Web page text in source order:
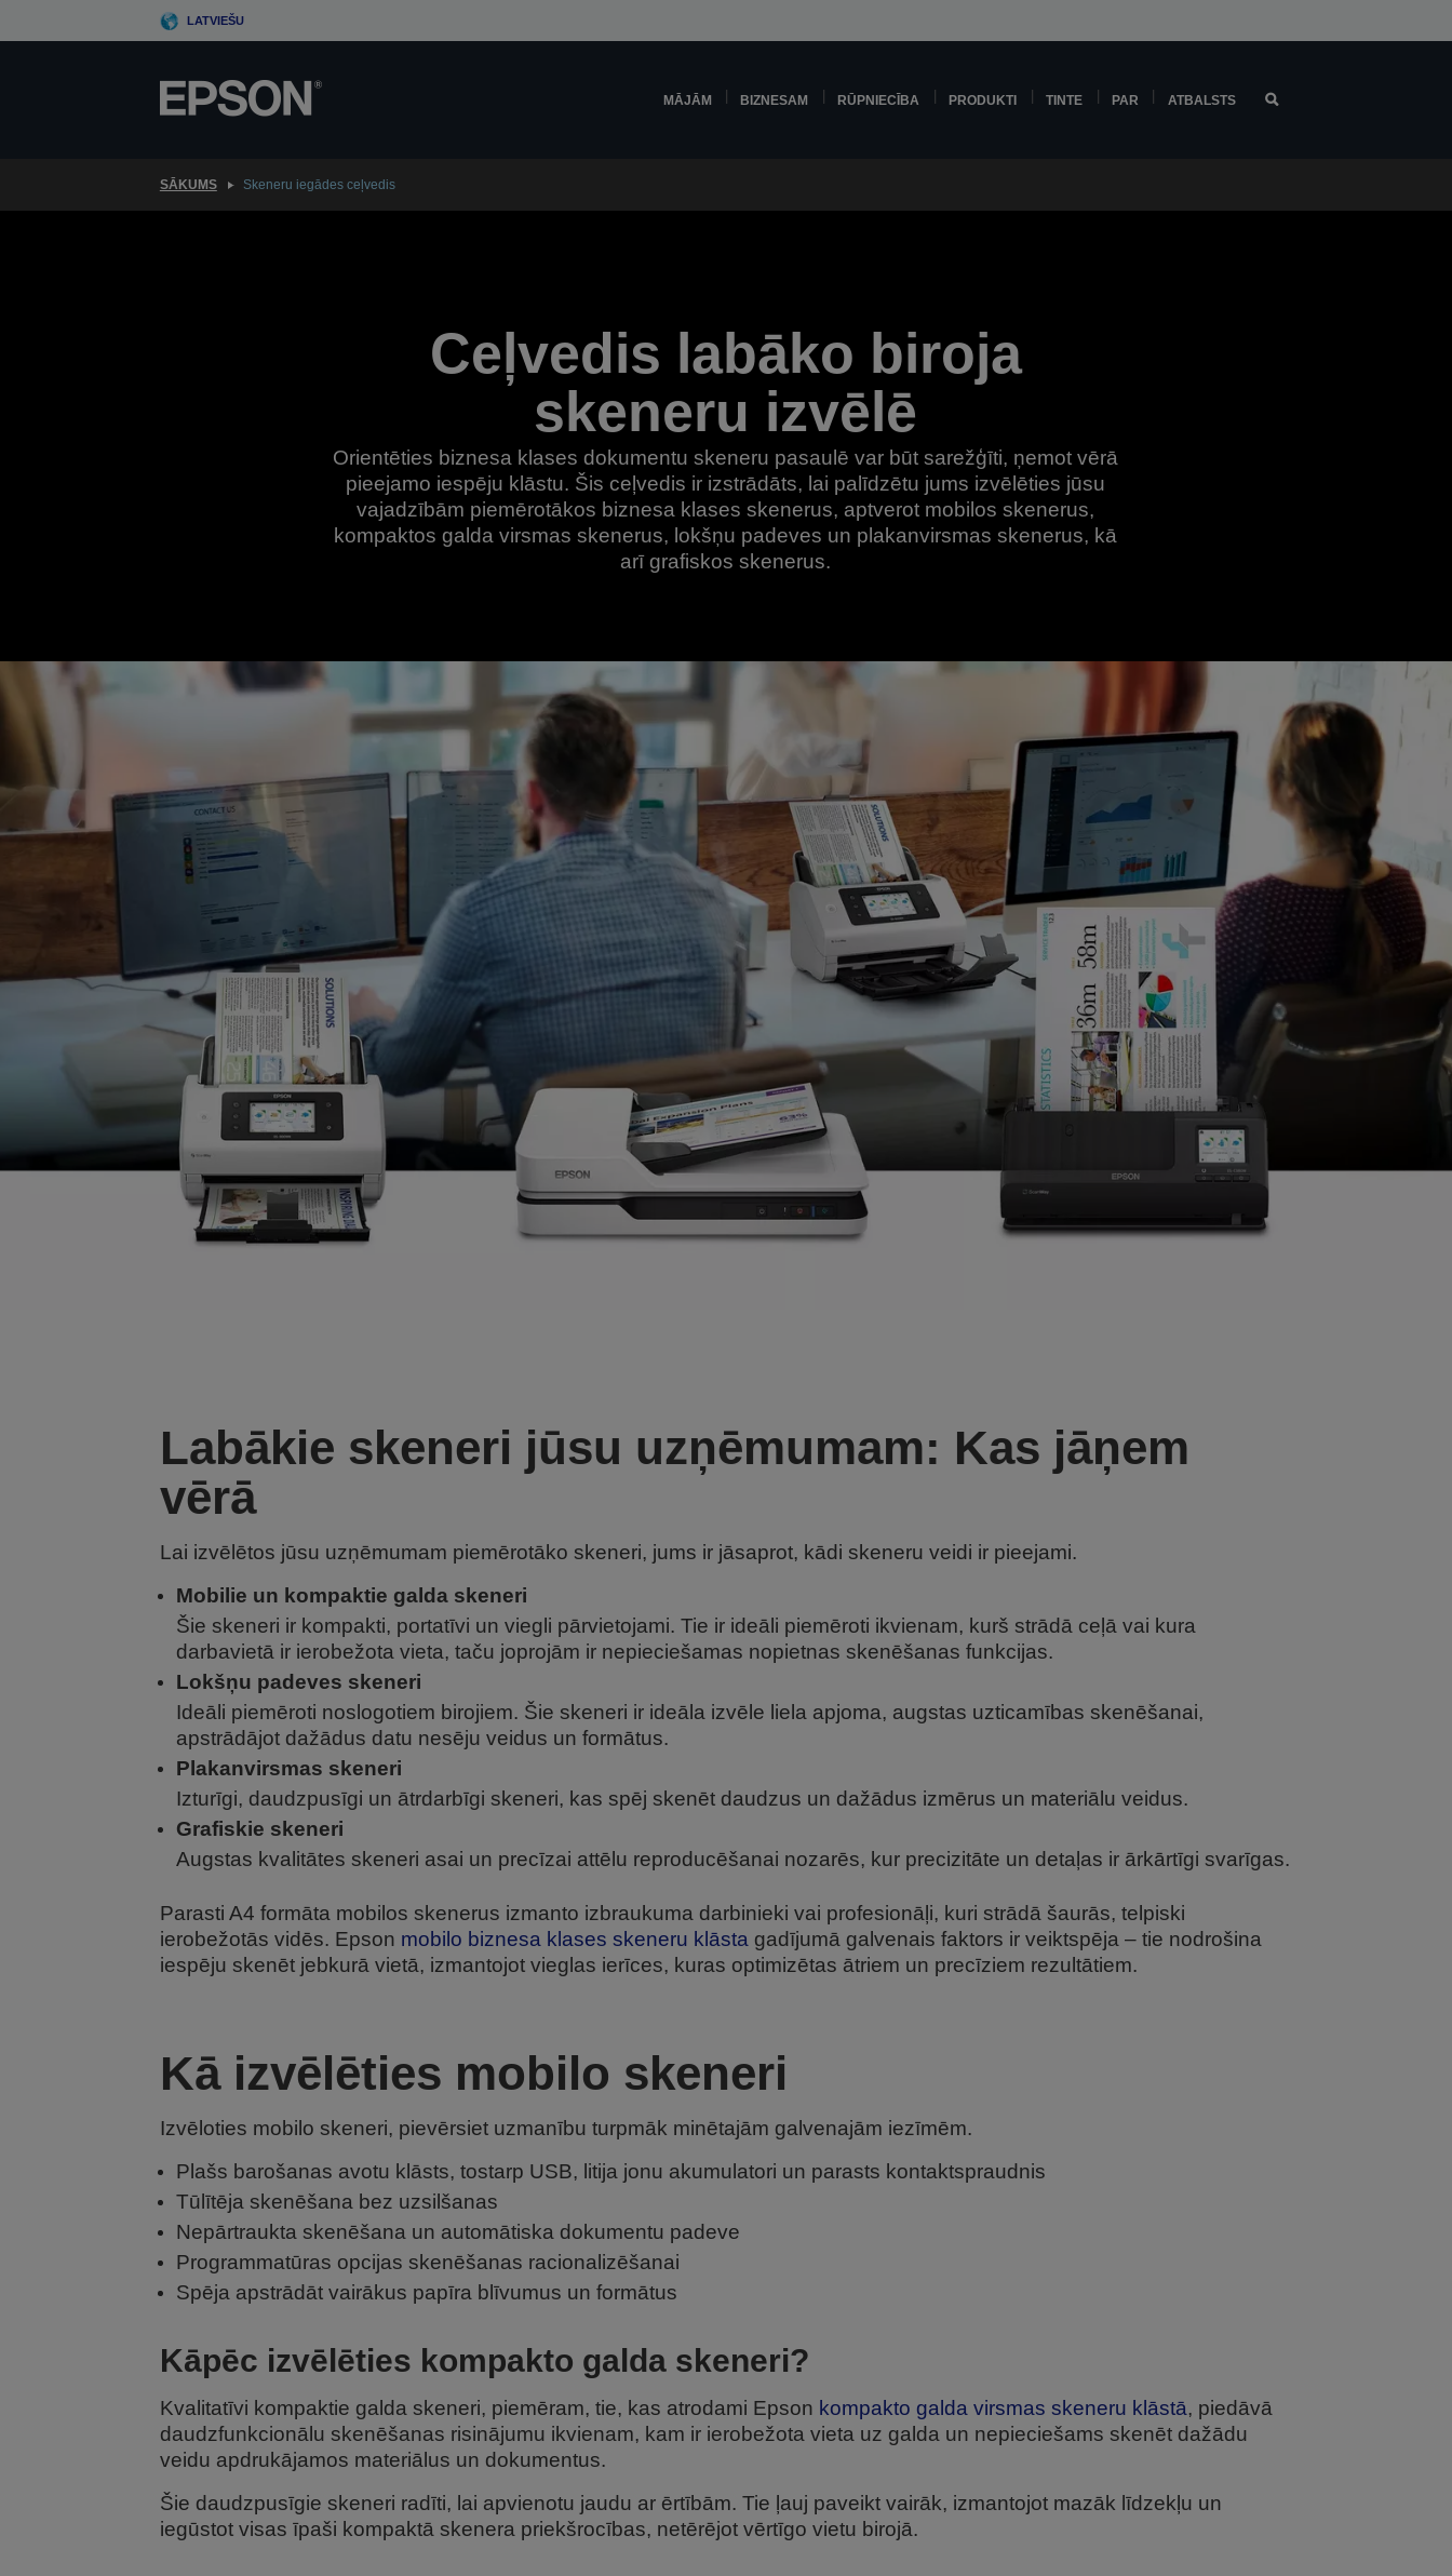
to
LATVIEŠU
MĀJĀM BIZNESAM RŪPNIECĪBA PRODUKTI TINTE PAR ATBALSTS
SĀKUMS Skeneru iegādes ceļvedis
Ceļvedis labāko biroja
skeneru izvēlē
Orientēties biznesa klases dokumentu skeneru pasaulē var būt sarežģīti, ņemot vērā
pieejamo iespēju klāstu. Šis ceļvedis ir izstrādāts, lai palīdzētu jums izvēlēties jūsu
vajadzībām piemērotākos biznesa klases skenerus, aptverot mobilos skenerus,
kompaktos galda virsmas skenerus, lokšņu padeves un plakanvirsmas skenerus, kā
arī grafiskos skenerus.
Labākie skeneri jūsu uzņēmumam: Kas jāņem
vērā
Lai izvēlētos jūsu uzņēmumam piemērotāko skeneri, jums ir jāsaprot, kādi skeneru veidi ir pieejami.
Mobilie un kompaktie galda skeneri
Šie skeneri ir kompakti, portatīvi un viegli pārvietojami. Tie ir ideāli piemēroti ikvienam, kurš strādā ceļā vai kura
darbavietā ir ierobežota vieta, taču joprojām ir nepieciešamas nopietnas skenēšanas funkcijas.
Lokšņu padeves skeneri
Ideāli piemēroti noslogotiem birojiem. Šie skeneri ir ideāla izvēle liela apjoma, augstas uzticamības skenēšanai,
apstrādājot dažādus datu nesēju veidus un formātus.
Plakanvirsmas skeneri
Izturīgi, daudzpusīgi un ātrdarbīgi skeneri, kas spēj skenēt daudzus un dažādus izmērus un materiālu veidus.
Grafiskie skeneri
Augstas kvalitātes skeneri asai un precīzai attēlu reproducēšanai nozarēs, kur precizitāte un detaļas ir ārkārtīgi svarīgas.
Parasti A4 formāta mobilos skenerus izmanto izbraukuma darbinieki vai profesionāļi, kuri strādā šaurās, telpiski
ierobežotās vidēs. Epson mobilo biznesa klases skeneru klāsta gadījumā galvenais faktors ir veiktspēja – tie nodrošina
iespēju skenēt jebkurā vietā, izmantojot vieglas ierīces, kuras optimizētas ātriem un precīziem rezultātiem.
Kā izvēlēties mobilo skeneri
Izvēloties mobilo skeneri, pievērsiet uzmanību turpmāk minētajām galvenajām iezīmēm.
Plašs barošanas avotu klāsts, tostarp USB, litija jonu akumulatori un parasts kontaktspraudnis
Tūlītēja skenēšana bez uzsilšanas
Nepārtraukta skenēšana un automātiska dokumentu padeve
Programmatūras opcijas skenēšanas racionalizēšanai
Spēja apstrādāt vairākus papīra blīvumus un formātus
Kāpēc izvēlēties kompakto galda skeneri?
Kvalitatīvi kompaktie galda skeneri, piemēram, tie, kas atrodami Epson kompakto galda virsmas skeneru klāstā, piedāvā
daudzfunkcionālu skenēšanas risinājumu ikvienam, kam ir ierobežota vieta uz galda un nepieciešams skenēt dažādu
veidu apdrukājamos materiālus un dokumentus.
Šie daudzpusīgie skeneri radīti, lai apvienotu jaudu ar ērtībām. Tie ļauj paveikt vairāk, izmantojot mazāk līdzekļu un
iegūstot visas īpaši kompaktā skenera priekšrocības, netērējot vērtīgo vietu birojā.